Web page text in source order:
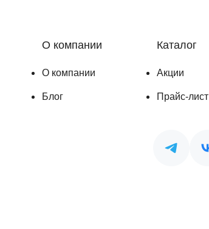
О компании
О компании
Блог
Каталог
Акции
Прайс-лист